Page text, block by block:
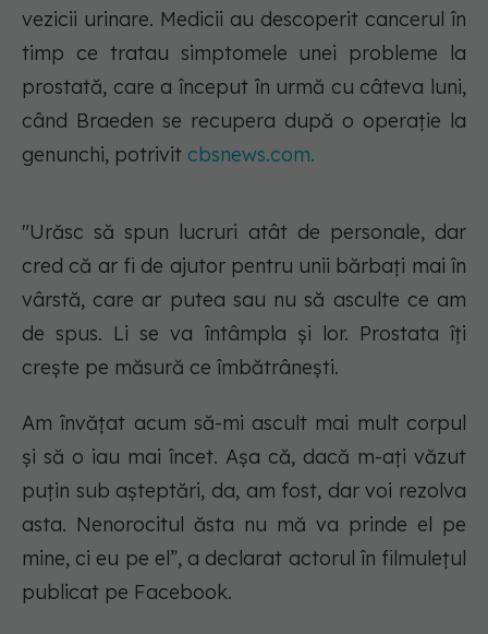
vezicii urinare. Medicii au descoperit cancerul în
timp ce tratau simptomele unei probleme la
prostată, care a început în urmă cu câteva luni,
când Braeden se recupera după o operație la
genunchi, potrivit cbsnews.com.
"Urăsc să spun lucruri atât de personale, dar
cred că ar fi de ajutor pentru unii bărbați mai în
vârstă, care ar putea sau nu să asculte ce am
de spus. Li se va întâmpla și lor. Prostata îți
crește pe măsură ce îmbătrânești.
Am învățat acum să-mi ascult mai mult corpul
și să o iau mai încet. Așa că, dacă m-ați văzut
puțin sub așteptări, da, am fost, dar voi rezolva
asta. Nenorocitul ăsta nu mă va prinde el pe
mine, ci eu pe el”, a declarat actorul în filmulețul
publicat pe Facebook.